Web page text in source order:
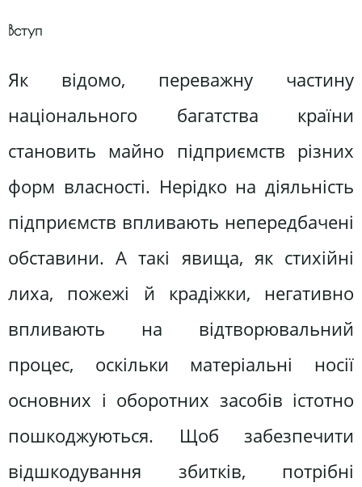
Вступ
Як відомо, переважну частину
національного багатства країни
становить майно підприємств різних
форм власності. Нерідко на діяльність
підприємств впливають непередбачені
обставини. А такі явища, як стихійні
лиха, пожежі й крадіжки, негативно
впливають на відтворювальний
процес, оскільки матеріальні носії
основних і оборотних засобів істотно
пошкоджуються. Щоб забезпечити
відшкодування збитків, потрібні